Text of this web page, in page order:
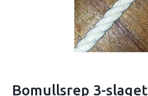
Bomullsrep 3-